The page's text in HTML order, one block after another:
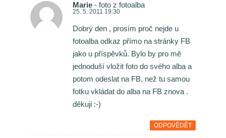
Marie - foto z fotoalba
25. 5. 2011 19:30
Dobrý den , prosím proč nejde u
fotoalba odkaz přímo na stránky FB
jako u příspěvků. Bylo by pro mě
jednoduší vložit foto do svého alba a
potom odeslat na FB, než tu samou
fotku vkládat do alba na FB znova .
děkuji :-)
ODPOVĚDĚT